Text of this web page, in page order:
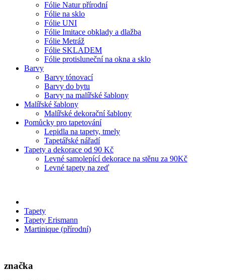
Fólie Natur přírodní
Fólie na sklo
Fólie UNI
Fólie Imitace obklady a dlažba
Fólie Metráž
Fólie SKLADEM
Fólie protisluneční na okna a sklo
Barvy
Barvy tónovací
Barvy do bytu
Barvy na malířské šablony
Malířské šablony
Malířské dekorační šablony
Pomůcky pro tapetování
Lepidla na tapety, tmely
Tapetářské nářadí
Tapety a dekorace od 90 Kč
Levné samolepící dekorace na stěnu za 90Kč
Levné tapety na zeď
Tapety
Tapety Erismann
Martinique (přírodní)
značka